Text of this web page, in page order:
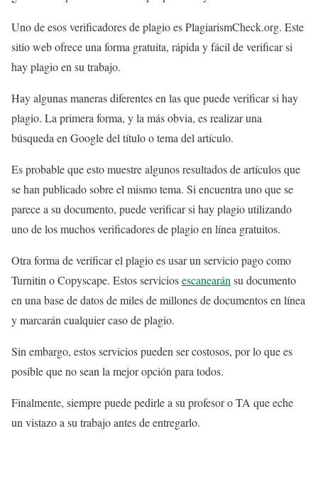
Uno de esos verificadores de plagio es PlagiarismCheck.org. Este
sitio web ofrece una forma gratuita, rápida y fácil de verificar si
hay plagio en su trabajo.
Hay algunas maneras diferentes en las que puede verificar si hay
plagio. La primera forma, y la más obvia, es realizar una
búsqueda en Google del título o tema del artículo.
Es probable que esto muestre algunos resultados de artículos que
se han publicado sobre el mismo tema. Si encuentra uno que se
parece a su documento, puede verificar si hay plagio utilizando
uno de los muchos verificadores de plagio en línea gratuitos.
Otra forma de verificar el plagio es usar un servicio pago como
Turnitin o Copyscape. Estos serviciosescanearán su documento
en una base de datos de miles de millones de documentos en línea
y marcarán cualquier caso de plagio.
Sin embargo, estos servicios pueden ser costosos, por lo que es
posible que no sean la mejor opción para todos.
Finalmente, siempre puede pedirle a su profesor o TA que eche
un vistazo a su trabajo antes de entregarlo.